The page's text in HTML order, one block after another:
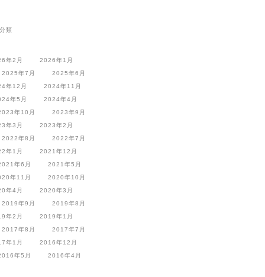
類
年2月
2026年1月
2025年7月
2025年6月
年12月
2024年11月
年5月
2024年4月
年10月
2023年9月
年3月
2023年2月
2022年8月
2022年7月
年1月
2021年12月
年6月
2021年5月
年11月
2020年10月
年4月
2020年3月
2019年9月
2019年8月
年2月
2019年1月
2017年8月
2017年7月
年1月
2016年12月
年5月
2016年4月